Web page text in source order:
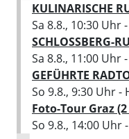
KULINARISCHE
Sa 8.8., 10:30 Uhr
SCHLOSSBERG-
Sa 8.8., 11:00 Uhr
GEFÜHRTE
So 9.8., 9:30 Uhr-
Foto-Tour Graz
So 9.8., 14:00 Uhr